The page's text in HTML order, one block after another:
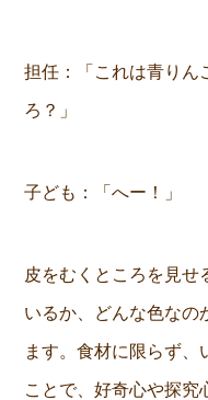
担任：「これは青りん
ろ？」
子ども：「へー！」
皮をむくところを見せ
いるか、どんな色なの
ます。食材に限らず、
ことで、好奇心や探究